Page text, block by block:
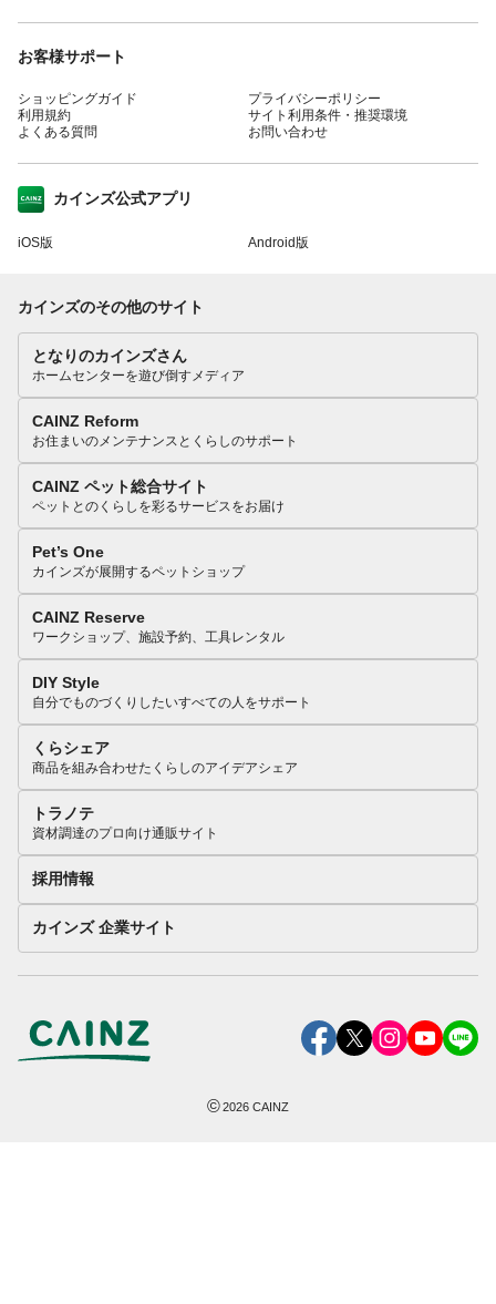
お客様サポート
ショッピングガイド
利用規約
よくある質問
プライバシーポリシー
サイト利用条件・推奨環境
お問い合わせ
カインズ公式アプリ
iOS版 Android版
カインズのその他のサイト
となりのカインズさん
ホームセンターを遊び倒すメディア
CAINZ Reform
お住まいのメンテナンスとくらしのサポート
CAINZ ペット総合サイト
ペットとのくらしを彩るサービスをお届け
Pet’s One
カインズが展開するペットショップ
CAINZ Reserve
ワークショップ、施設予約、工具レンタル
DIY Style
自分でものづくりしたいすべての人をサポート
くらシェア
商品を組み合わせたくらしのアイデアシェア
トラノテ
資材調達のプロ向け通販サイト
採用情報
カインズ 企業サイト
©2026 CAINZ